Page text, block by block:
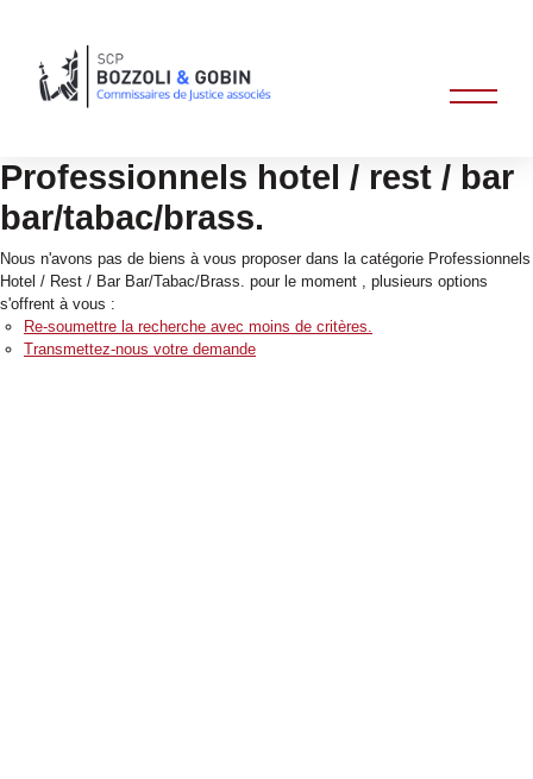
Professionnels hotel / rest / bar
bar/tabac/brass.
Nous n'avons pas de biens à vous proposer dans la catégorie Professionnels
Hotel / Rest / Bar Bar/Tabac/Brass. pour le moment , plusieurs options
s'offrent à vous :
Re-soumettre la recherche avec moins de critères.
Transmettez-nous votre demande